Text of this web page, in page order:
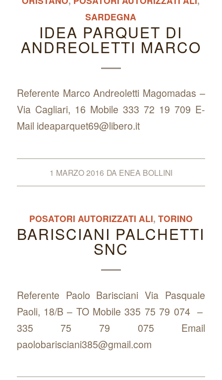
SARDEGNA
IDEA PARQUET DI
ANDREOLETTI MARCO
Referente Marco Andreoletti Magomadas –
Via Cagliari, 16 Mobile 333 72 19 709 E-
Mail ideaparquet69@libero.it
1 MARZO 2016 DA ENEA BOLLINI
POSATORI AUTORIZZATI ALI, TORINO
BARISCIANI PALCHETTI
SNC
Referente Paolo Barisciani Via Pasquale
Paoli, 18/B – TO Mobile 335 75 79 074 –
335 75 79 075 Email
paolobarisciani385@gmail.com